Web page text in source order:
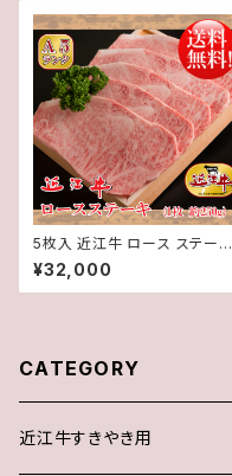
5枚入 近江牛 ロース ステーキ
(1枚約250g) 5枚 計約1250g【
冷蔵 】 A５ 「 認定 」近江牛 ★
送料無料 ★※一部地域を除く
¥32,000
CATEGORY
近江牛すきやき用